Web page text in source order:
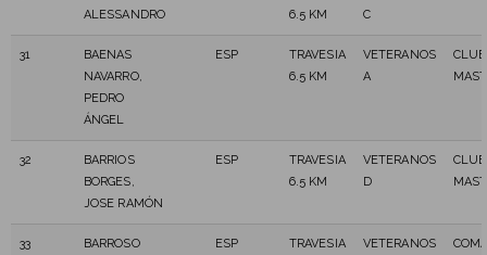
ALESSANDRO
6.5 KM
C
31
BAENAS
NAVARRO,
PEDRO
ÁNGEL
ESP
TRAVESIA
6.5 KM
VETERANOS
A
32
BARRIOS
BORGES,
JOSE RAMÓN
ESP
TRAVESIA
6.5 KM
VETERANOS
D
33
BARROSO
ESP
TRAVESIA
VETERANOS